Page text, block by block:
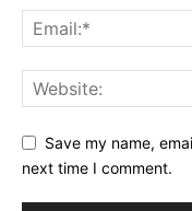
Save my name,
next time I comment.